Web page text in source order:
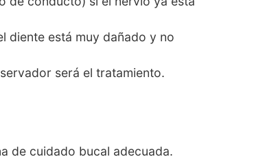
diente está muy dañado y no
será el tratamiento.
de cuidado bucal adecuada.